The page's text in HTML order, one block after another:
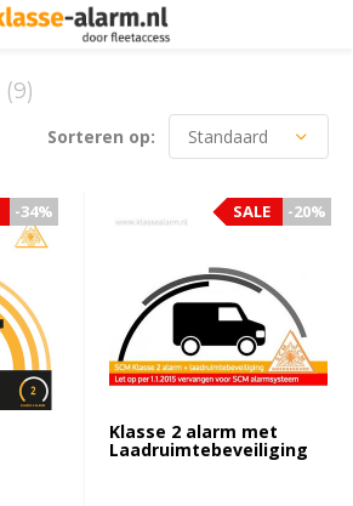
(9)
Sorteren op:
-34%
-34%
Klasse 2 alarm met
Laadruimtebeveiliging
-20%
SALE -20%
SALE